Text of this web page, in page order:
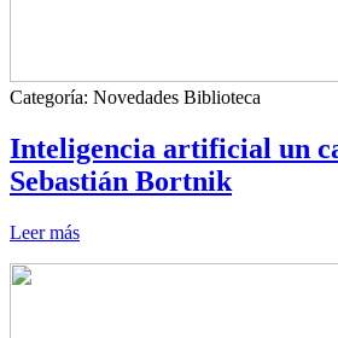
Categoría: Novedades Biblioteca
Inteligencia artificial un
Sebastián Bortnik
Leer más